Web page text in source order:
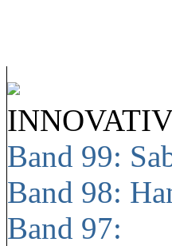
Band 99:
Band 98:
Band 97: